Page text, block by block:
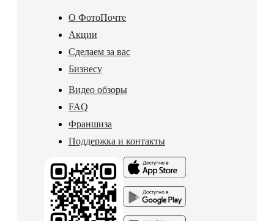
О ФотоПочте
Акции
Сделаем за вас
Бизнесу
Видео обзоры
FAQ
Франшиза
Поддержка и контакты